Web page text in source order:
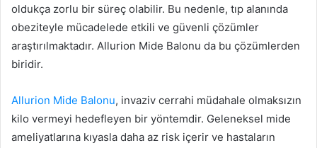
oldukça zorlu bir süreç olabilir. Bu nedenle, tıp alanında
obeziteyle mücadelede etkili ve güvenli çözümler
araştırılmaktadır. Allurion Mide Balonu da bu çözümlerden
biridir.
Allurion Mide Balonu, invaziv cerrahi müdahale olmaksızın
kilo vermeyi hedefleyen bir yöntemdir. Geleneksel mide
ameliyatlarına kıyasla daha az risk içerir ve hastaların